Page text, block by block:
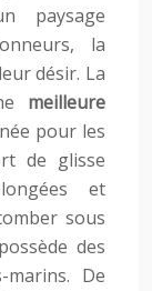
paysage
la
désir. La
meilleure
pour les
de glisse
et
sous
des
marins. De